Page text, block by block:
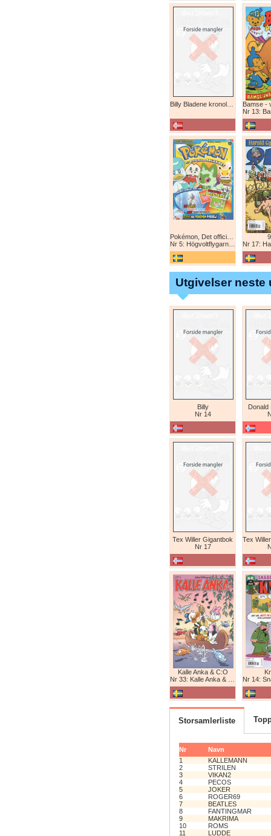
Nr 13: Bamse-
Nr 5: Högvoltflygarna mot Svart Rayquaza!
Nr 17: Harald
Utgivelser neste
Billy
Nr 14
Donald
Tex Willer Gigantbok
Nr 17
Kalle Anka & C:O
Nr 33: Kalle Anka & C:O
Nr 14:
Storsamlerliste
Nr
Navn
1
KALLEMANN
2
STRILEN
3
VIKAN2
4
PECOS
5
JOKER
6
ROGER69
7
BEATLES
8
FANTINGMAR
9
MAKRIMA
10
ROMS
11
LUDDE